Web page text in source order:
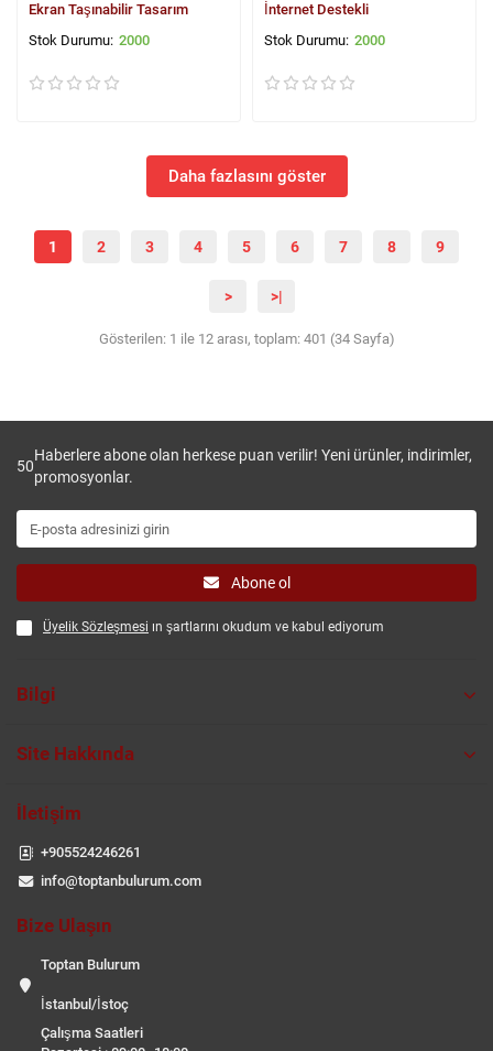
Ekran Taşınabilir Tasarım
2000
İnternet Destekli
2000
Daha fazlasını göster
1 2 3 4 5 6 7 8 9
> >|
Gösterilen: 1 ile 12 arası, toplam: 401 (34 Sayfa)
50
Haberlere abone olan herkese puan verilir! Yeni ürünler, indirimler,
promosyonlar.
Abone ol
Üyelik Sözleşmesi ın şartlarını okudum ve kabul ediyorum
Bilgi
Site Hakkında
İletişim
+905524246261
info@toptanbulurum.com
Bize Ulaşın
Toptan Bulurum
İstanbul/İstoç
Çalışma Saatleri